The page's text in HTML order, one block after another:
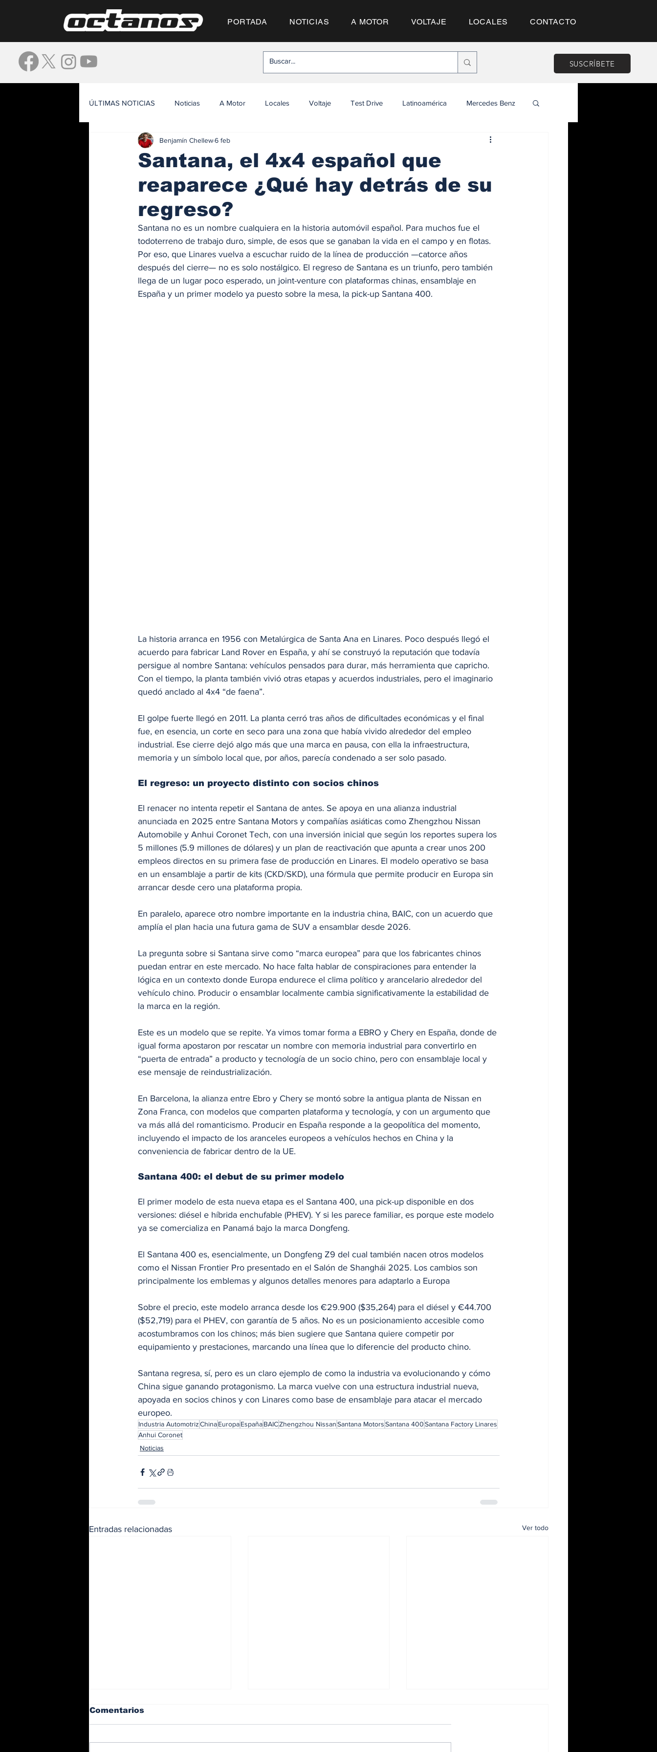
PORTADA NOTICIAS A MOTOR VOLTAJE LOCALES CONTACTO
SUSCRÍBETE
ÚLTIMAS NOTICIAS Noticias A Motor Locales Voltaje Test Drive Latinoamérica Mercedes Benz
Santana, el 4x4 español que
reaparece ¿Qué hay detrás de su
regreso?
Benjamín Chellew6 feb
Santana no es un nombre cualquiera en la historia automóvil español. Para muchos fue el
todoterreno de trabajo duro, simple, de esos que se ganaban la vida en el campo y en flotas.
Por eso, que Linares vuelva a escuchar ruido de la línea de producción —catorce años
después del cierre— no es solo nostálgico. El regreso de Santana es un triunfo, pero también
llega de un lugar poco esperado, un joint-venture con plataformas chinas, ensamblaje en
España y un primer modelo ya puesto sobre la mesa, la pick-up Santana 400.
La historia arranca en 1956 con Metalúrgica de Santa Ana en Linares. Poco después llegó el
acuerdo para fabricar Land Rover en España, y ahí se construyó la reputación que todavía
persigue al nombre Santana: vehículos pensados para durar, más herramienta que capricho.
Con el tiempo, la planta también vivió otras etapas y acuerdos industriales, pero el imaginario
quedó anclado al 4x4 “de faena”.
El golpe fuerte llegó en 2011. La planta cerró tras años de dificultades económicas y el final
fue, en esencia, un corte en seco para una zona que había vivido alrededor del empleo
industrial. Ese cierre dejó algo más que una marca en pausa, con ella la infraestructura,
memoria y un símbolo local que, por años, parecía condenado a ser solo pasado.
El regreso: un proyecto distinto con socios chinos
El renacer no intenta repetir el Santana de antes. Se apoya en una alianza industrial
anunciada en 2025 entre Santana Motors y compañías asiáticas como Zhengzhou Nissan
Automobile y Anhui Coronet Tech, con una inversión inicial que según los reportes supera los
5 millones (5.9 millones de dólares) y un plan de reactivación que apunta a crear unos 200
empleos directos en su primera fase de producción en Linares. El modelo operativo se basa
en un ensamblaje a partir de kits (CKD/SKD), una fórmula que permite producir en Europa sin
arrancar desde cero una plataforma propia.
En paralelo, aparece otro nombre importante en la industria china, BAIC, con un acuerdo que
amplía el plan hacia una futura gama de SUV a ensamblar desde 2026.
La pregunta sobre si Santana sirve como “marca europea” para que los fabricantes chinos
puedan entrar en este mercado. No hace falta hablar de conspiraciones para entender la
lógica en un contexto donde Europa endurece el clima político y arancelario alrededor del
vehículo chino. Producir o ensamblar localmente cambia significativamente la estabilidad de
la marca en la región.
Este es un modelo que se repite. Ya vimos tomar forma a EBRO y Chery en España, donde de
igual forma apostaron por rescatar un nombre con memoria industrial para convertirlo en
“puerta de entrada” a producto y tecnología de un socio chino, pero con ensamblaje local y
ese mensaje de reindustrialización.
En Barcelona, la alianza entre Ebro y Chery se montó sobre la antigua planta de Nissan en
Zona Franca, con modelos que comparten plataforma y tecnología, y con un argumento que
va más allá del romanticismo. Producir en España responde a la geopolítica del momento,
incluyendo el impacto de los aranceles europeos a vehículos hechos en China y la
conveniencia de fabricar dentro de la UE.
Santana 400: el debut de su primer modelo
El primer modelo de esta nueva etapa es el Santana 400, una pick-up disponible en dos
versiones: diésel e híbrida enchufable (PHEV). Y si les parece familiar, es porque este modelo
ya se comercializa en Panamá bajo la marca Dongfeng.
El Santana 400 es, esencialmente, un Dongfeng Z9 del cual también nacen otros modelos
como el Nissan Frontier Pro presentado en el Salón de Shanghái 2025. Los cambios son
principalmente los emblemas y algunos detalles menores para adaptarlo a Europa
Sobre el precio, este modelo arranca desde los €29.900 ($35,264) para el diésel y €44.700
($52,719) para el PHEV, con garantía de 5 años. No es un posicionamiento accesible como
acostumbramos con los chinos; más bien sugiere que Santana quiere competir por
equipamiento y prestaciones, marcando una línea que lo diferencie del producto chino.
Santana regresa, sí, pero es un claro ejemplo de como la industria va evolucionando y cómo
China sigue ganando protagonismo. La marca vuelve con una estructura industrial nueva,
apoyada en socios chinos y con Linares como base de ensamblaje para atacar el mercado
europeo.
Industria AutomotrizChinaEuropaEspañaBAICZhengzhou NissanSantana MotorsSantana 400Santana Factory Linares
Anhui Coronet
Noticias
Entradas relacionadas Ver todo
Comentarios